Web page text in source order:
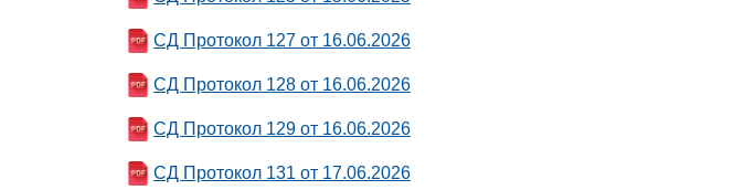
СД Протокол 127 от 16.06.2026
СД Протокол 128 от 16.06.2026
СД Протокол 129 от 16.06.2026
СД Протокол 131 от 17.06.2026